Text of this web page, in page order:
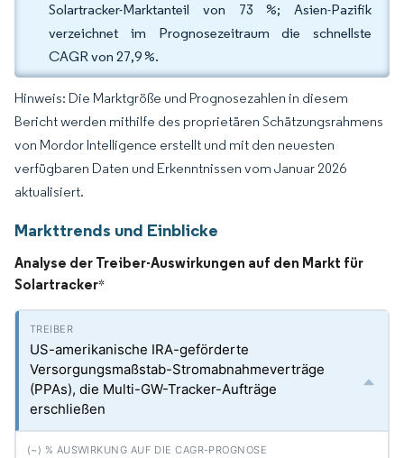
Solartracker-Marktanteil von 73 %; Asien-Pazifik
verzeichnet im Prognosezeitraum die schnellste
CAGR von 27,9 %.
Hinweis: Die Marktgröße und Prognosezahlen in diesem
Bericht werden mithilfe des proprietären Schätzungsrahmens
von Mordor Intelligence erstellt und mit den neuesten
verfügbaren Daten und Erkenntnissen vom Januar 2026
aktualisiert.
Markttrends und Einblicke
Analyse der Treiber-Auswirkungen auf den Markt für
Solartracker*
US-amerikanische IRA-geförderte
Versorgungsmaßstab-Stromabnahmeverträge
(PPAs), die Multi-GW-Tracker-Aufträge
erschließen